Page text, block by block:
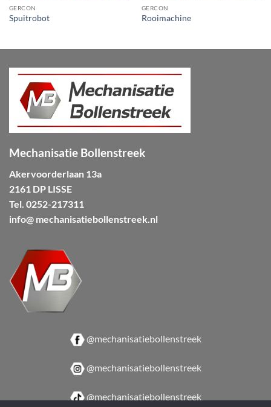
GERCON
Spuitrobot
GERCON
Rooimachine
Mechanisatie Bollenstreek
Akervoorderlaan 13a
2161 DP LISSE
Tel. 0252-217311
info@ mechanisatiebollenstreek.nl
@mechanisatiebollenstreek
@mechanisatiebollenstreek
@mechanisatiebollenstreek